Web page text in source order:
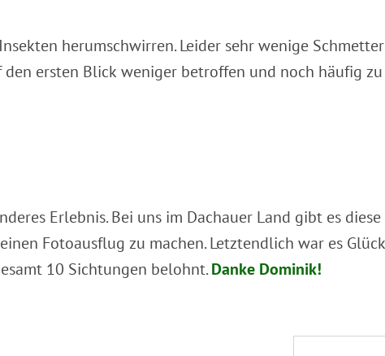
herumschwirren. Leider sehr wenige
ersten Blick weniger betroffen und noch häufig
Erlebnis. Bei uns im Dachauer Land gibt es
Fotoausflug zu machen. Letztendlich war es
10 Sichtungen belohnt.Danke Dominik!